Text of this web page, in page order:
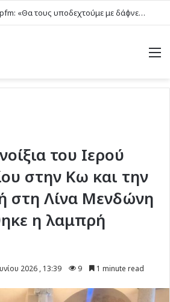
Μ. Πόκκιας στον topfm: «Θα τους υποδεχτούμε με δάφνες και πικροδάφνες» –Η ειρωνική “υποδοχή” στον υβριδικό σταθμό (ηχητικό)
του Ιερού
στην Κω και την
στη Λίνα Μενδώνη
η λαμπρή
2026 , 13:39 9 1 minute read